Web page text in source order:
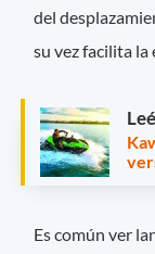
del
su vez facilita la
Es común ver